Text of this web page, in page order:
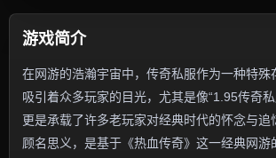
游戏简介
在网游的浩瀚宇宙中，传奇私服作为一种特殊
吸引着众多玩家的目光，尤其是像“1.95传奇私
更是承载了许多老玩家对经典时代的怀念与追
顾名思义，是基于《热血传奇》这一经典网游